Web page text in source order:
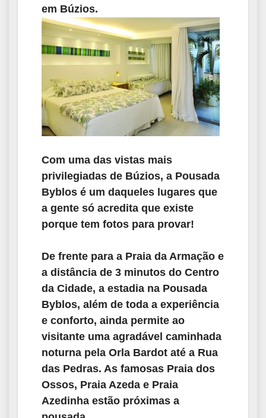
em Búzios.
Com uma das vistas mais
privilegiadas de Búzios, a Pousada
Byblos é um daqueles lugares que
a gente só acredita que existe
porque tem fotos para provar!
De frente para a Praia da Armação e
a distância de 3 minutos do Centro
da Cidade, a estadia na Pousada
Byblos, além de toda a experiência
e conforto, ainda permite ao
visitante uma agradável caminhada
noturna pela Orla Bardot até a Rua
das Pedras. As famosas Praia dos
Ossos, Praia Azeda e Praia
Azedinha estão próximas a